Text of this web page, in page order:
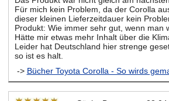
Für mich kein Problem, da der Corolla
dieser kleinen Lieferzeitdauer kein
Produkt: Wie immer sehr gut, wenn man
Hätte mir etwas mehr Inhalt über die
Leider hat Deutschland hier strenge
so ist es halt.
-> Bücher Toyota Corolla - So wirds